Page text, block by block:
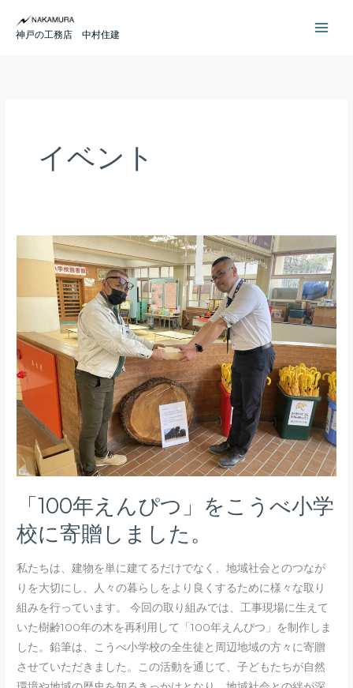
神戸の工務店 中村住建
イベント
「100年えんぴつ」をこうべ小学
校に寄贈しました。
私たちは、建物を単に建てるだけでなく、地域社会とのつなが
りを大切にし、人々の暮らしをより良くするために様々な取り
組みを行っています。 今回の取り組みでは、工事現場に生えて
いた樹齢100年の木を再利用して「100年えんぴつ」を制作しま
した。鉛筆は、こうべ小学校の全生徒と周辺地域の方々に寄贈
させていただきました。この活動を通じて、子どもたちが自然
つ」
を
こ
う
べ
小
学
寄
贈
し
し